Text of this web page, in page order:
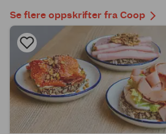
Se flere oppskrifter fra Coop